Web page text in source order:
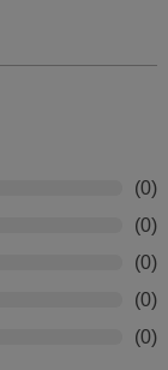
(0)
(0)
(0)
(0)
(0)